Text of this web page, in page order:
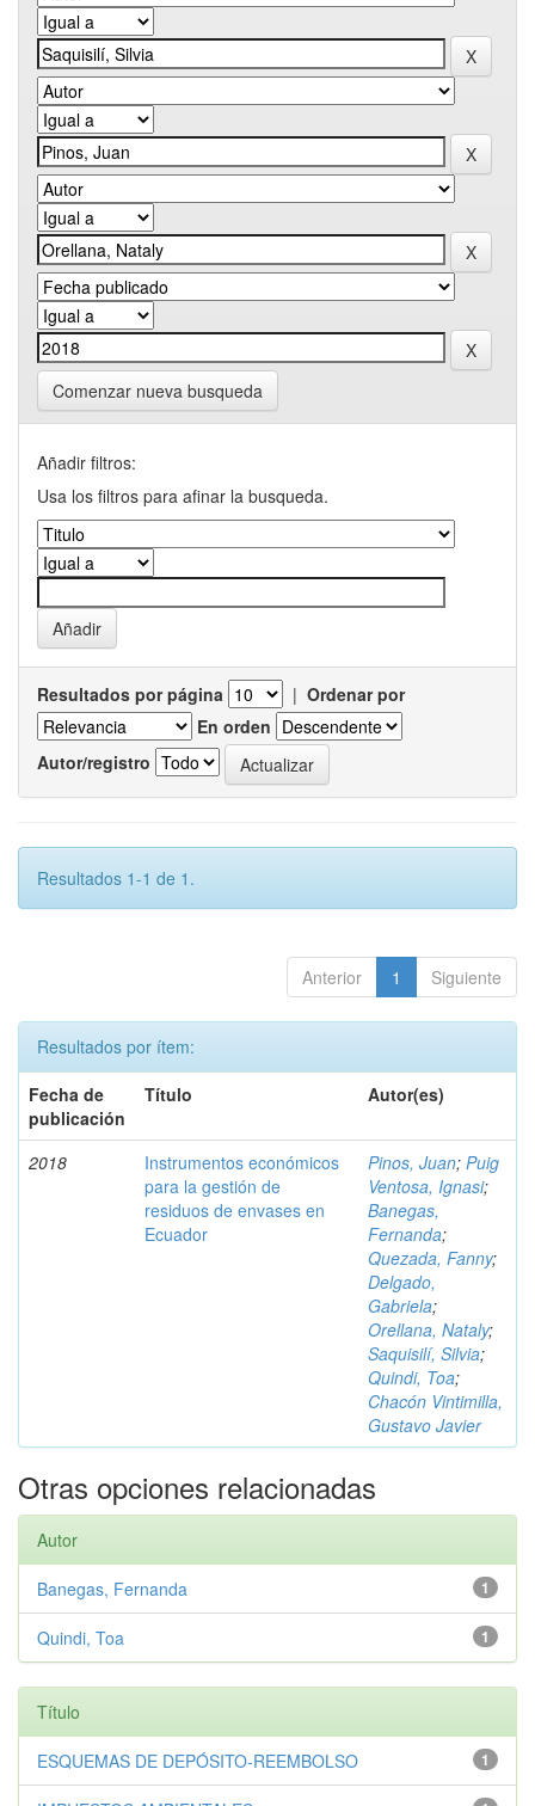
Comenzar nueva busqueda
Añadir filtros:
Usa los filtros para afinar la busqueda.
Resultados por página | Ordenar por
En orden
Autor/registro
Resultados 1-1 de 1.
Anterior 1 Siguiente
Resultados por ítem:
Fecha de
publicación
Título Autor(es)
2018
Instrumentos económicos
para la gestión de
residuos de envases en
Ecuador
Pinos, Juan; Puig
Ventosa, Ignasi;
Banegas,
Fernanda;
Quezada, Fanny;
Delgado,
Gabriela;
Orellana, Nataly;
Saquisilí, Silvia;
Quindi, Toa;
Chacón Vintimilla,
Gustavo Javier
Otras opciones relacionadas
Autor
1
Banegas, Fernanda
1
Quindi, Toa
Título
1
ESQUEMAS DE DEPÓSITO-REEMBOLSO